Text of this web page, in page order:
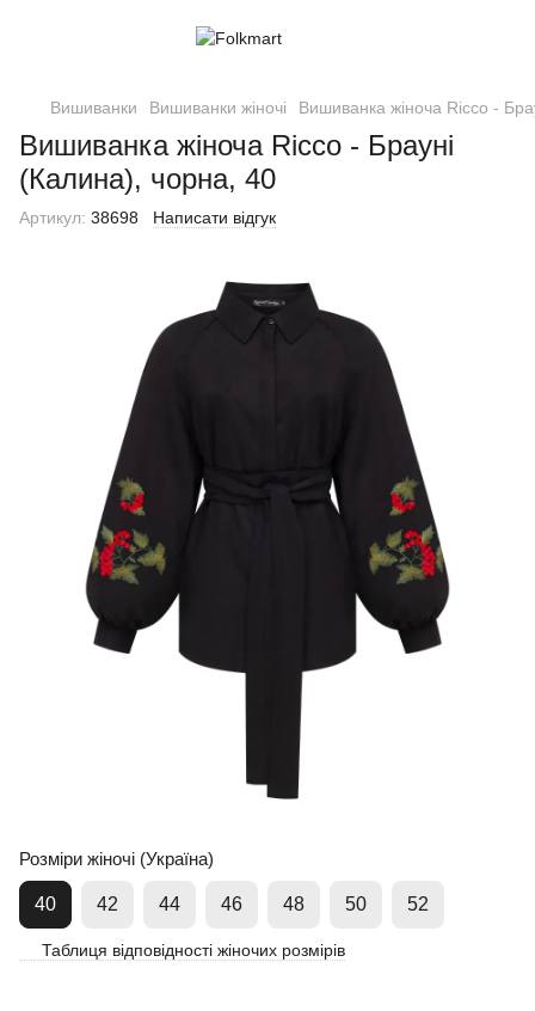
Вишиванки Вишиванки жіночі Вишиванка жіноча Ricco -
Вишиванка жіноча Ricco - Брауні
(Калина), чорна, 40
Артикул: 38698 Написати відгук
Розміри жіночі (Україна)
40 42 44 46 48 50 52
Таблиця відповідності жіночих розмірів